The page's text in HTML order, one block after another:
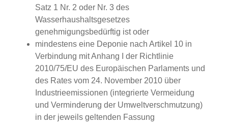
Satz 1 Nr. 2 oder Nr. 3 des
Wasserhaushaltsgesetzes
genehmigungsbedürftig ist oder
mindestens eine Deponie nach Artikel 10 in
Verbindung mit Anhang I der Richtlinie
2010/75/EU des Europäischen Parlaments und
des Rates vom 24. November 2010 über
Industrieemissionen (integrierte Vermeidung
und Verminderung der Umweltverschmutzung)
in der jeweils geltenden Fassung